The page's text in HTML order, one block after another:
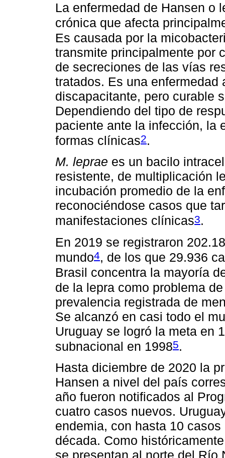
La enfermedad de Hansen o
crónica que afecta
Es causada por la
transmite principalmente por
de secreciones de las vías
tratados. Es una
discapacitante, pero curable
Dependiendo del tipo de
paciente ante la infección, la
formas clínicas2.
M. leprae es un bacilo
resistente, de multiplicación
incubación promedio de la
reconociéndose casos que
manifestaciones clínicas3.
En 2019 se registraron
mundo4, de los que 29.936
Brasil concentra la mayoría
de la lepra como problema
prevalencia registrada de
Se alcanzó en casi todo el
Uruguay se logró la meta en
subnacional en 19985.
Hasta diciembre de 2020 la
Hansen a nivel del país
año fueron notificados al
cuatro casos nuevos.
endemia, con hasta 10
década. Como
se presentan al norte del Río